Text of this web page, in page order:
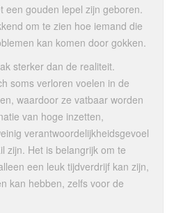
een gouden lepel zijn geboren.
om te zien hoe iemand die
kan komen door gokken.
sterker dan de realiteit.
soms verloren voelen in de
waardoor ze vatbaar worden
van hoge inzetten,
verantwoordelijkheidsgevoel
zijn. Het is belangrijk om te
een leuk tijdverdrijf kan zijn,
kan hebben, zelfs voor de